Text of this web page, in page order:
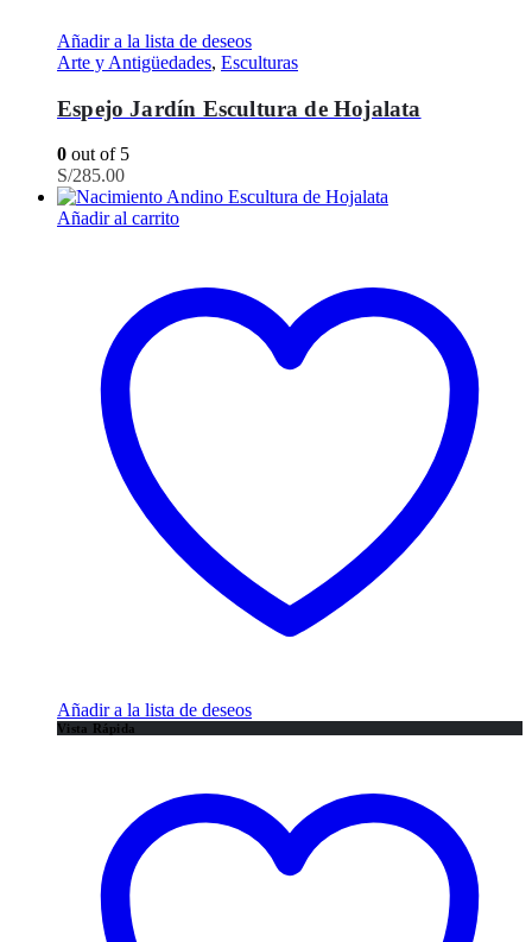
Añadir a la lista de deseos
Arte y Antigüedades, Esculturas
Espejo Jardín Escultura de Hojalata
0 out of 5
S/285.00
Añadir al carrito
Añadir a la lista de deseos
Vista Rápida